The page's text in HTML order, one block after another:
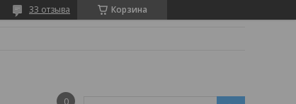
Корзина
33 отзыва